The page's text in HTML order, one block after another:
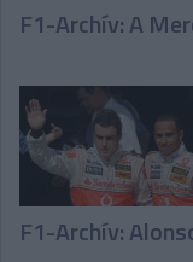
F1-Archív: A
F1-Archív: